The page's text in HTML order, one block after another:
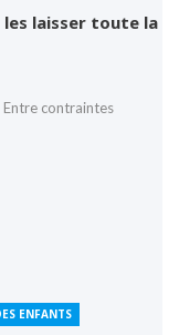
les laisser toute la
Entre contraintes
ENFANTS